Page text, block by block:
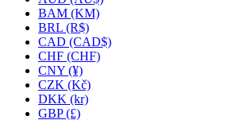
BAM (KM)
BRL (R$)
CAD (CAD$)
CHF (CHF)
CNY (¥)
CZK (Kč)
DKK (kr)
GBP (£)